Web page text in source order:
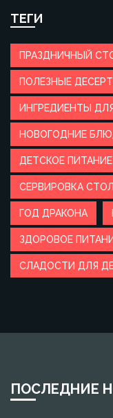
ТЕГИ
ПРАЗДНИЧНЫЙ
ПОЛЕЗНЫЕ
ИНГРЕДИЕНТЫ
НОВОГОДНИЕ
ДЕТСКОЕ ПИТАНИЕ
СЕРВИРОВКА
ГОД ДРАКОНА
ЗДОРОВОЕ
СЛАДОСТИ ДЛЯ
ПОСЛЕДНИЕ